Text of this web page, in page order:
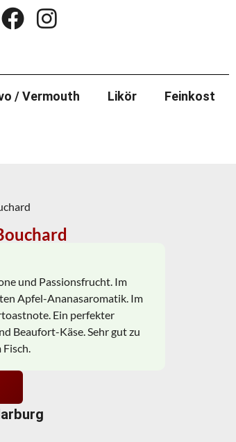
/ Vermouth Likör Feinkost
und Passionsfrucht. Im
Apfel-Ananasaromatik. Im
Ein perfekter
Beaufort-Käse. Sehr gut zu